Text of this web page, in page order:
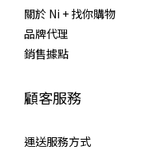
關於 Ni + 找你購物
品牌代理
銷售據點
顧客服務
運送服務方式